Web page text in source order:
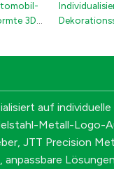
3D-
auf
Metall-Logo-
JTT Precision